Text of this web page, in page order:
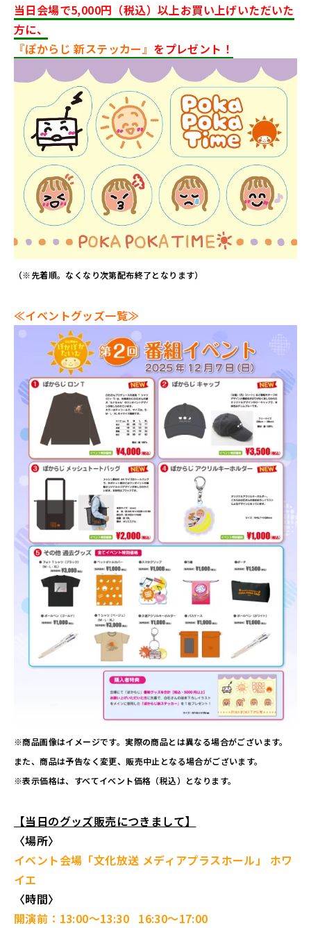
当日会場で5,000円（税込）以上お買い上げいただいた
方に、
『ぽからじ 新ステッカー』 をプレゼント！
（※先着順。なくなり次第配布終了となります）
≪イベントグッズ一覧≫
※商品画像はイメージです。実際の商品とは異なる場合がございます。
また、商品は予告なく変更、販売中止となる場合がございます。
※表示価格は、すべてイベント価格（税込）となります。
【当日のグッズ販売につきまして】
〈場所〉
イベント会場「文化放送 メディアプラスホール」 ホワ
イエ
〈時間〉
開演前：13:00～13:30 16:30～17:00